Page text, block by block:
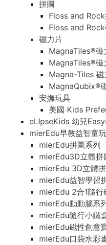
拼圖
Floss and
Floss and
磁力片
MagnaTiles®磁
MagnaTiles®磁
Magna-Tiles
MagnaQubix®
安撫玩具
美國 Kids
eLIpseKids 幼兒
mierEdu早教益智童
mierEdu拼圖系列
mierEdu3D立體拼
mierEdu 3D立體
mierEdu益智學習
mierEdu 2合1隨行
mierEdu動動腦系
mierEdu隨行小鐵
mierEdu磁性創意
mierEdu口袋水彩